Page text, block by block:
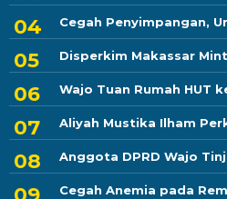
Cegah Penyimpangan,
Disperkim Makassar
Wajo Tuan Rumah HUT
Aliyah Mustika Ilham
Anggota DPRD Wajo
Cegah Anemia pada